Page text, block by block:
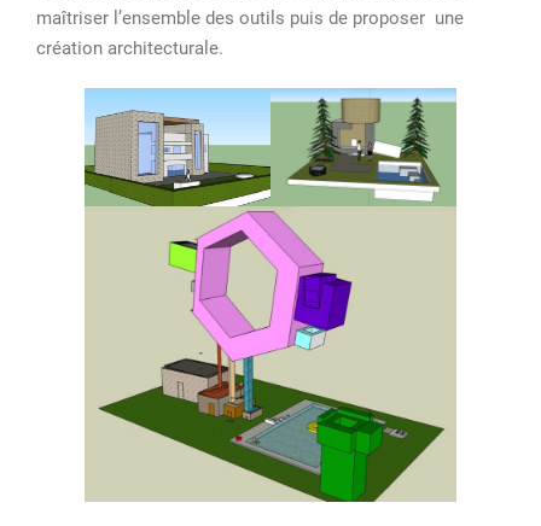
Modélisation
maîtriser l’ensemble des outils puis de proposer une
création architecturale.